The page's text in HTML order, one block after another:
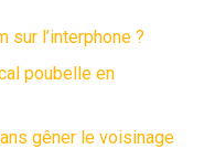
sur l’interphone ?
poubelle en
gêner le voisinage